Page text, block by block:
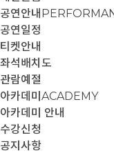
공연안내
공연일정
티켓안내
좌석배치도
관람예절
아카데미 ACADEMY
아카데미 안내
수강신청
공지사항